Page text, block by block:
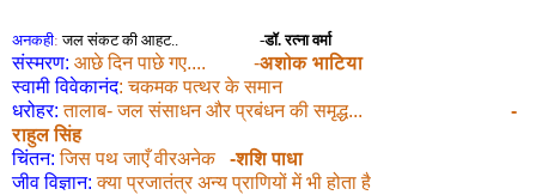
अनकही: जल संकट की आहट.. -डॉ. रत्ना वर्मा
संस्मरण: आछे दिन पाछे गए.... -अशोक भाटिया
स्वामी विवेकानंद: चकमक पत्थर के समान
धरोहर: तालाब- जल संसाधन और प्रबंधन की समृद्ध... -
राहुल सिंह
चिंतन: जिस पथ जाएँ वीरअनेक -शशि पाधा
जीव विज्ञान: क्या प्रजातंत्र अन्य प्राणियों में भी होता है